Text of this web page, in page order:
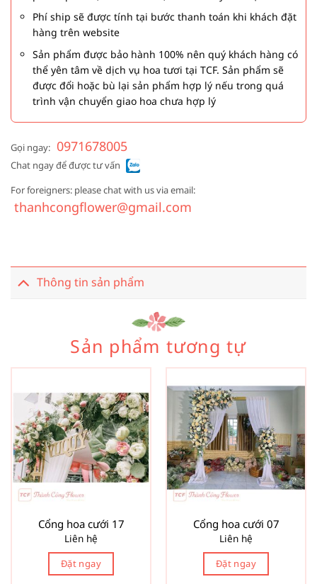
Phí ship sẽ được tính tại bước thanh toán khi khách đặt
hàng trên website
Sản phẩm được bảo hành 100% nên quý khách hàng có
thể yên tâm về dịch vụ hoa tươi tại TCF. Sản phẩm sẽ
được đổi hoặc bù lại sản phẩm hợp lý nếu trong quá
trình vận chuyển giao hoa chưa hợp lý
Gọi ngay: 0971678005
Chat ngay để được tư vấn
For foreigners: please chat with us via email:
thanhcongflower@gmail.com
Thông tin sản phẩm
Sản phẩm tương tự
Cổng hoa cưới 17
Liên hệ
Đặt ngay
Cổng hoa cưới 07
Liên hệ
Đặt ngay